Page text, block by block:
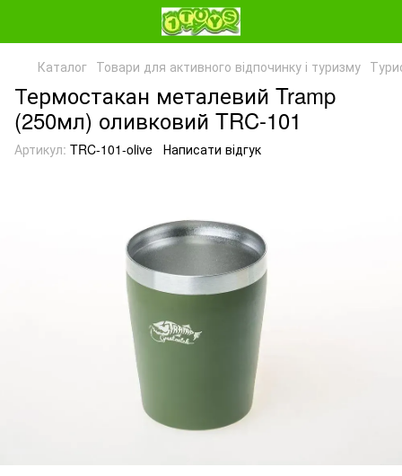
Каталог Товари для активного відпочинку і туризму
Термостакан металевий Tramp
(250мл) оливковий TRC-101
Артикул: TRC-101-olive Написати відгук